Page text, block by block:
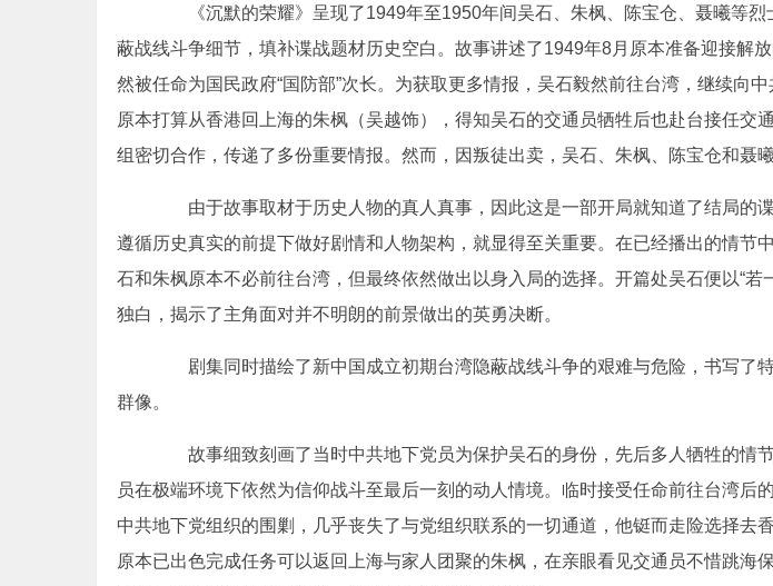
《沉默的荣耀》呈现了1949年至1950年间吴石、朱枫、陈宝仓、聂曦等烈
蔽战线斗争细节，填补谍战题材历史空白。故事讲述了1949年8月原本准备迎接解
然被任命为国民政府“国防部”次长。为获取更多情报，吴石毅然前往台湾，继续向中
原本打算从香港回上海的朱枫（吴越饰），得知吴石的交通员牺牲后也赴台接任交
组密切合作，传递了多份重要情报。然而，因叛徒出卖，吴石、朱枫、陈宝仓和聂
由于故事取材于历史人物的真人真事，因此这是一部开局就知道了结局的
遵循历史真实的前提下做好剧情和人物架构，就显得至关重要。在已经播出的情节
石和朱枫原本不必前往台湾，但最终依然做出以身入局的选择。开篇处吴石便以“若
独白，揭示了主角面对并不明朗的前景做出的英勇决断。
剧集同时描绘了新中国成立初期台湾隐蔽战线斗争的艰难与危险，书写了
群像。
故事细致刻画了当时中共地下党员为保护吴石的身份，先后多人牺牲的情
员在极端环境下依然为信仰战斗至最后一刻的动人情境。临时接受任命前往台湾后
中共地下党组织的围剿，几乎丧失了与党组织联系的一切通道，他铤而走险选择去香
原本已出色完成任务可以返回上海与家人团聚的朱枫，在亲眼看见交通员不惜跳海